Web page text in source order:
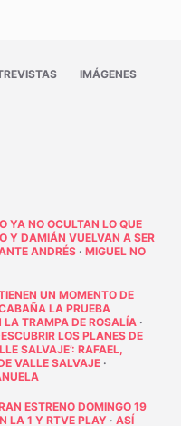
IMÁGENES
YA NO OCULTAN LO QUE
Y DAMIÁN VUELVAN A SER
ANDRÉS· MIGUEL NO
UN MOMENTO DE
LA PRUEBA
LA TRAMPA DE ROSALÍA·
LOS PLANES DE
SALVAJE’: RAFAEL,
VALLE SALVAJE·
ESTRENO DOMINGO 19
LA 1 Y RTVE PLAY· ASÍ